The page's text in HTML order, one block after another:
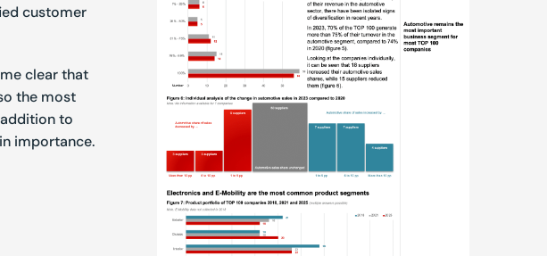
customer
clear that
the most
to
importance.